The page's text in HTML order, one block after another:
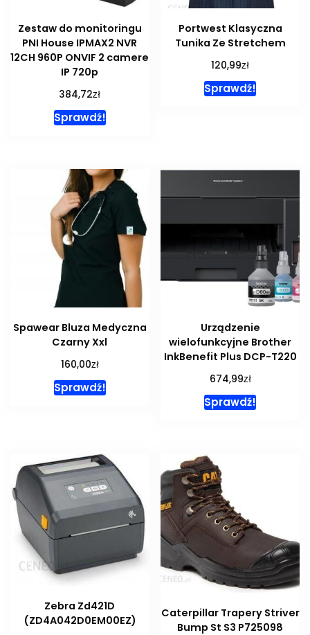
Zestaw do monitoringu
PNI House IPMAX2 NVR
12CH 960P ONVIF 2 camere
IP 720p
384,72zł
Sprawdź!
Portwest Klasyczna
Tunika Ze Stretchem
120,99zł
Sprawdź!
Spawear Bluza Medyczna
Czarny Xxl
160,00zł
Sprawdź!
Urządzenie
wielofunkcyjne Brother
InkBenefit Plus DCP-T220
674,99zł
Sprawdź!
Zebra Zd421D
(ZD4A042D0EM00EZ)
Caterpillar Trapery Striver
Bump St S3 P725098